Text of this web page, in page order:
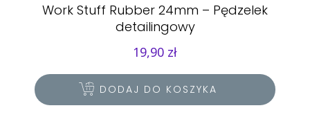
Work Stuff Rubber 24mm – Pędzelek
detailingowy
19,90 zł
DODAJ DO KOSZYKA